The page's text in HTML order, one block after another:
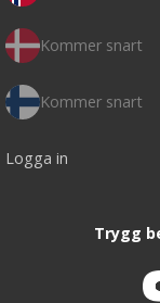
Kommer snart
Kommer snart
Logga in
Trygg